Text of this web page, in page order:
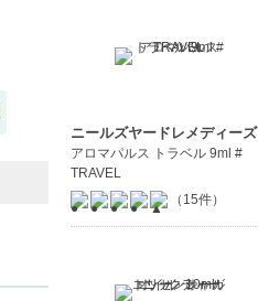
ニールズヤードレメディーズ
アロマパルス トラベル 9ml #
TRAVEL
（15件）